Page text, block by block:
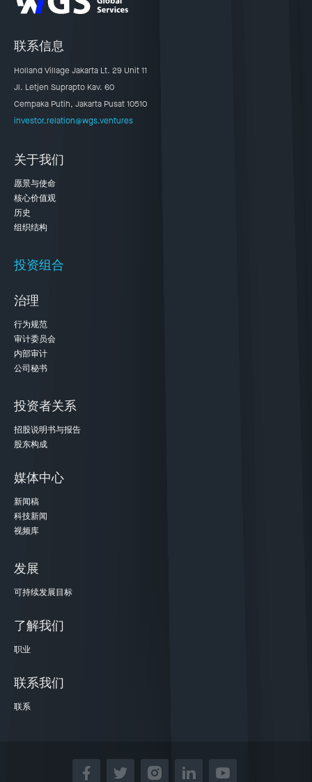
联系信息
Holland Village Jakarta Lt. 29 Unit 11
Jl. Letjen Suprapto Kav. 60
Cempaka Putih, Jakarta Pusat 10510
investor.relation@wgs.ventures
关于我们
愿景与使命
核心价值观
历史
组织结构
投资组合
治理
行为规范
审计委员会
内部审计
公司秘书
投资者关系
招股说明书与报告
股东构成
媒体中心
新闻稿
科技新闻
视频库
发展
可持续发展目标
了解我们
职业
联系我们
联系